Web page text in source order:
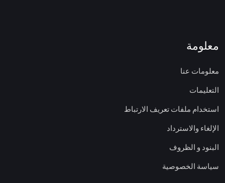
معلومة
معلومات عنا
التعليمات
استخدام ملفات تعريف الارتباط
الإلغاء والاسترداد
البنود و الظروف
سياسة الخصوصية